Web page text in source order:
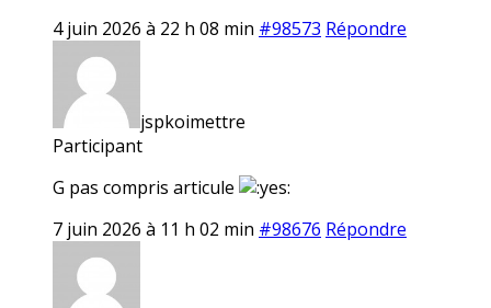
4 juin 2026 à 22 h 08 min #98573 Répondre
jspkoimettre
Participant
G pas compris articule
7 juin 2026 à 11 h 02 min #98676 Répondre